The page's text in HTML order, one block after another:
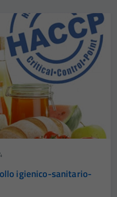
igienico-sanitario-
non raccolgono
informazioni
personali.